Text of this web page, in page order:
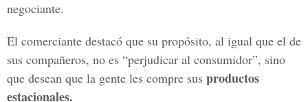
negociante.
El comerciante destacó que su propósito, al igual que el de
sus compañeros, no es “perjudicar al consumidor”, sino
que desean que la gente les compre sus productos
estacionales.